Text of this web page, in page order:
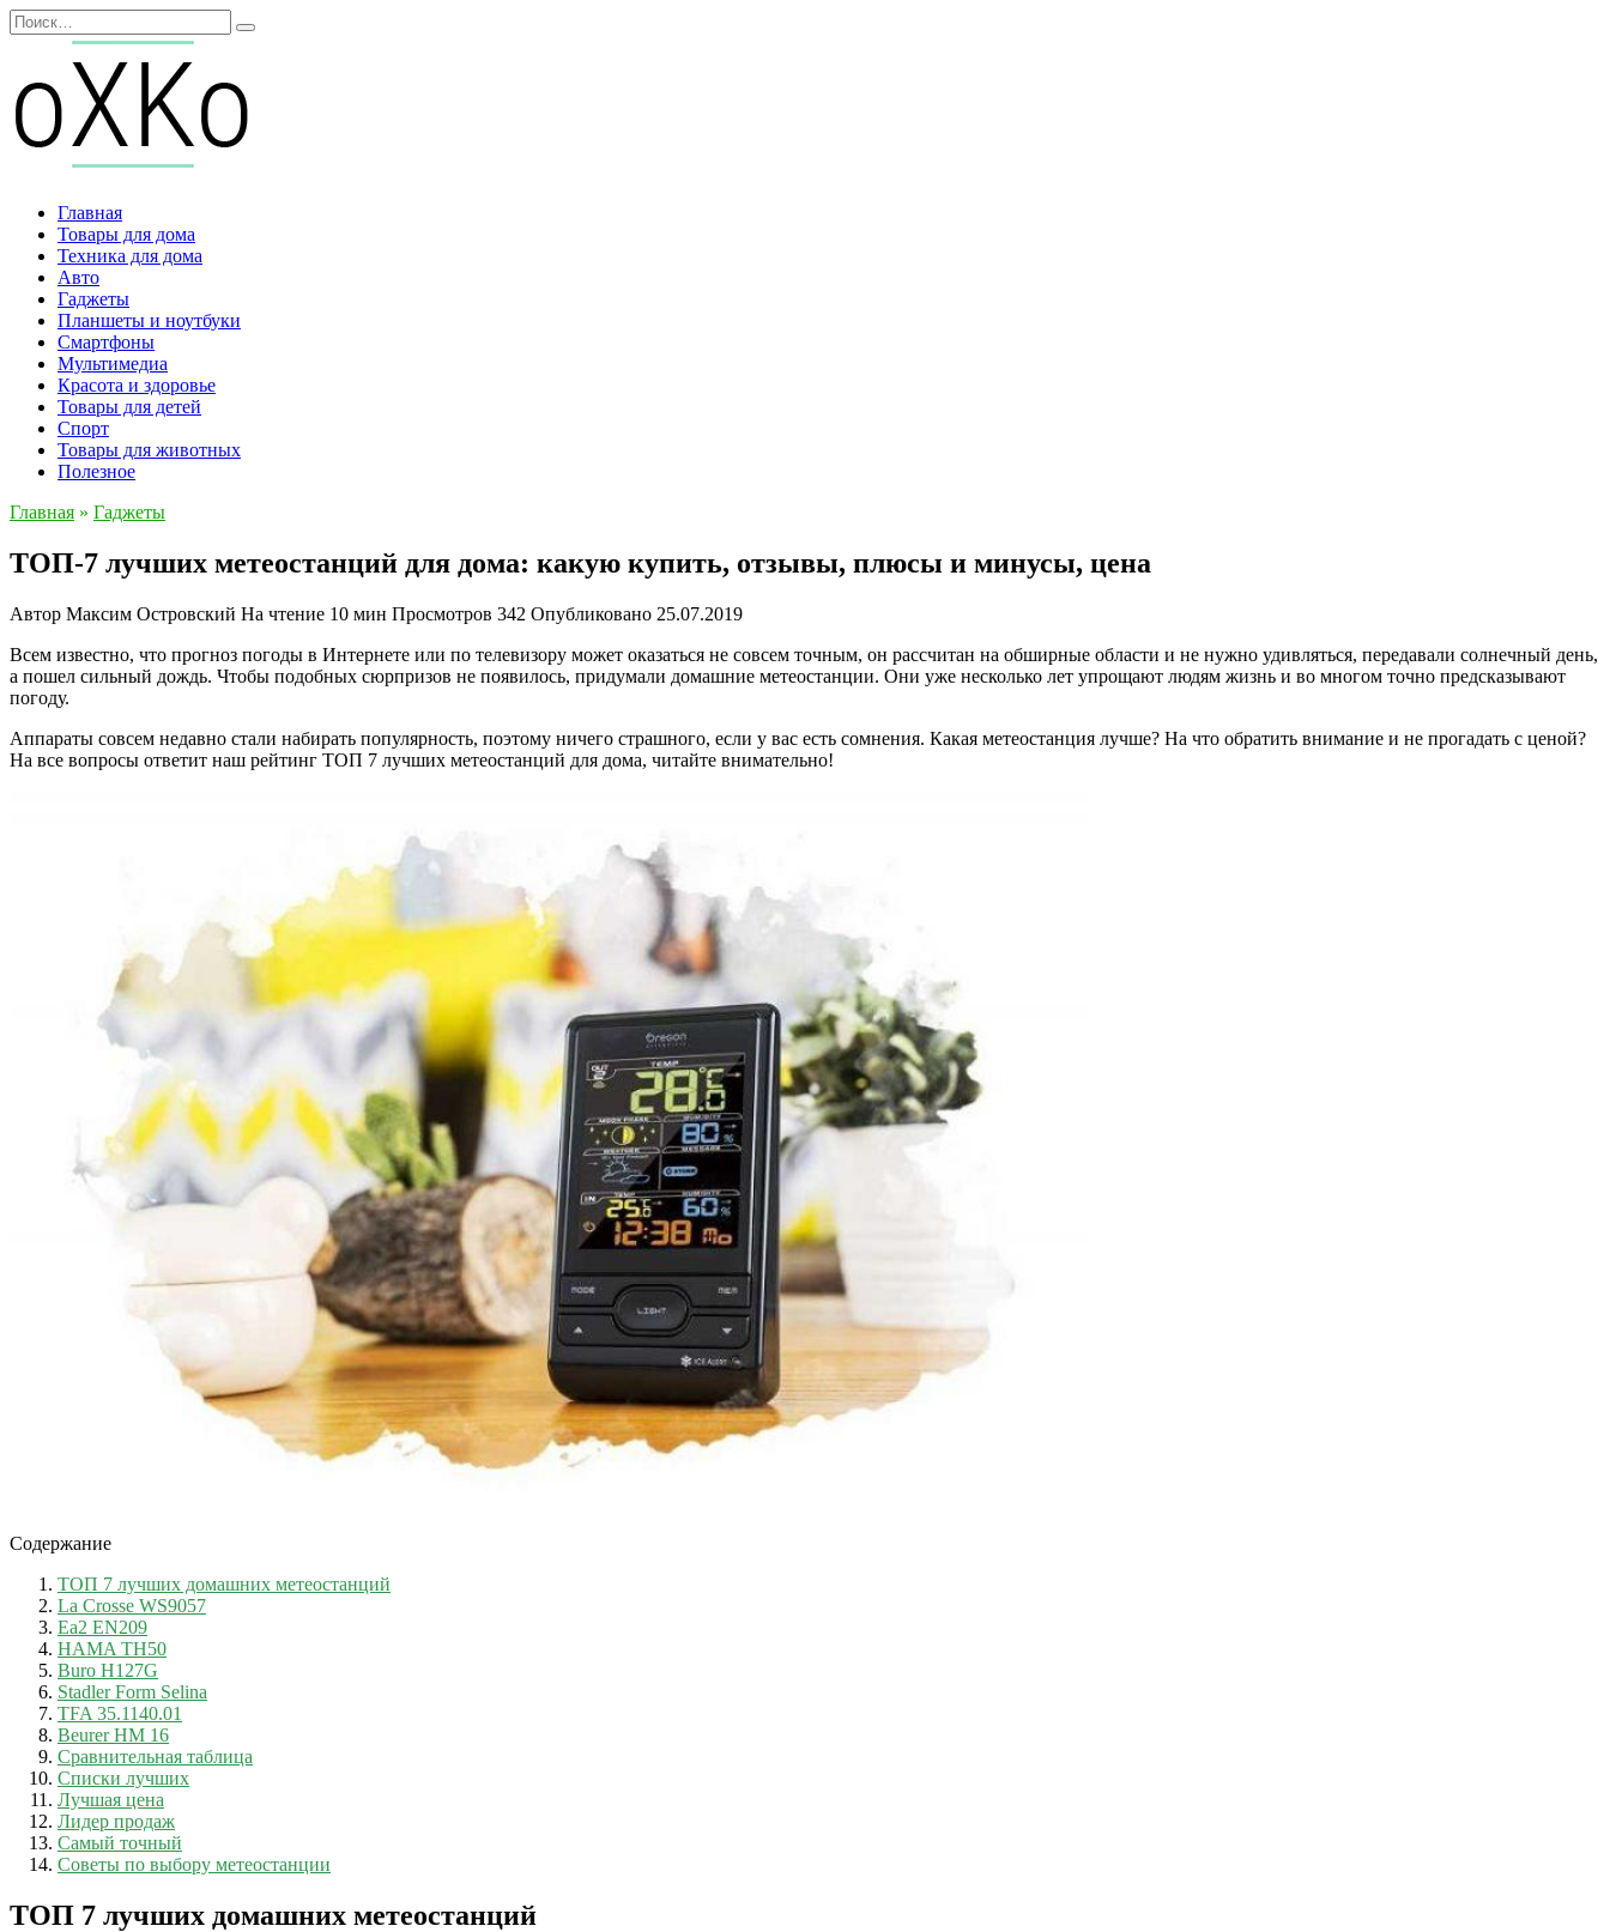
Перейти
к
содержанию
Search
for:
Главная
Товары для дома
Техника для дома
Авто
Гаджеты
Планшеты и ноутбуки
Смартфоны
Мультимедиа
Красота и здоровье
Товары для детей
Спорт
Товары для животных
Полезное
Главная » Гаджеты
ТОП-7 лучших метеостанций для дома: какую купить, отзывы, плюсы и минусы, цена
Автор Максим Островский На чтение 10 мин Просмотров 342 Опубликовано 25.07.2019
Всем известно, что прогноз погоды в Интернете или по телевизору может оказаться не совсем точным, он рассчитан на обширные области и не нужно удивляться, передавали солнечный день,
а пошел сильный дождь. Чтобы подобных сюрпризов не появилось, придумали домашние метеостанции. Они уже несколько лет упрощают людям жизнь и во многом точно предсказывают
погоду.
Аппараты совсем недавно стали набирать популярность, поэтому ничего страшного, если у вас есть сомнения. Какая метеостанция лучше? На что обратить внимание и не прогадать с ценой?
На все вопросы ответит наш рейтинг ТОП 7 лучших метеостанций для дома, читайте внимательно!
Содержание
ТОП 7 лучших домашних метеостанций
La Crosse WS9057
Ea2 EN209
HAMA TH50
Buro H127G
Stadler Form Selina
TFA 35.1140.01
Beurer HM 16
Сравнительная таблица
Списки лучших
Лучшая цена
Лидер продаж
Самый точный
Советы по выбору метеостанции
ТОП 7 лучших домашних метеостанций